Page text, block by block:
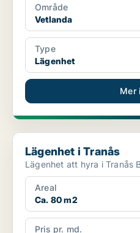
Område
Vetlanda
Type
Lägenhet
Mer
Lägenhet i Tranås
Lägenhet i Tranås
Areal
Ca. 80 m2
Pris pr. md.